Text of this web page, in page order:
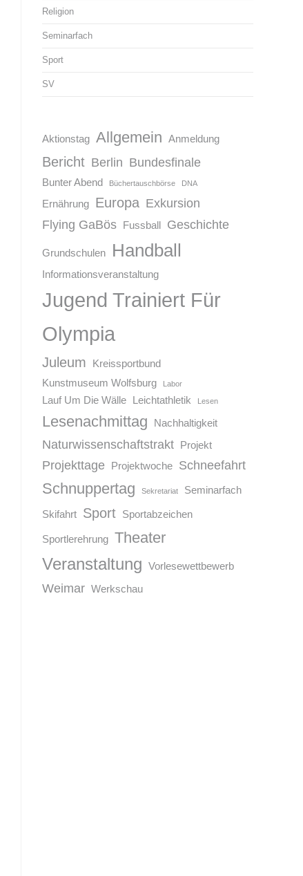
Religion
Seminarfach
Sport
SV
Aktionstag Allgemein Anmeldung
Bericht Berlin Bundesfinale
Bunter Abend Büchertauschbörse DNA
Ernährung Europa Exkursion
Flying GaBös Fussball Geschichte
Grundschulen Handball
Informationsveranstaltung
Jugend Trainiert Für
Olympia
Juleum
Kreissportbund
Kunstmuseum Wolfsburg
Labor
Lauf Um Die Wälle Leichtathletik Lesen
Lesenachmittag Nachhaltigkeit
Naturwissenschaftstrakt Projekt
Projekttage Projektwoche Schneefahrt
Schnuppertag Sekretariat Seminarfach
Skifahrt Sport Sportabzeichen
Sportlerehrung Theater
Veranstaltung Vorlesewettbewerb
Weimar Werkschau